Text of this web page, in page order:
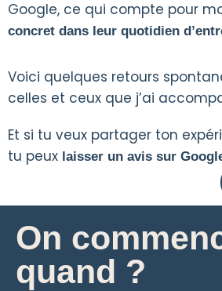
Google, ce qui compte pour
concret dans leur quotidien
Voici quelques retours
celles et ceux que j’ai
Et si tu veux partager ton
tu peux laisser un avis sur
On
quand ?